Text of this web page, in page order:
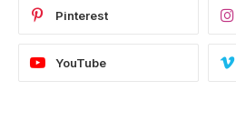
Pinterest
YouTube